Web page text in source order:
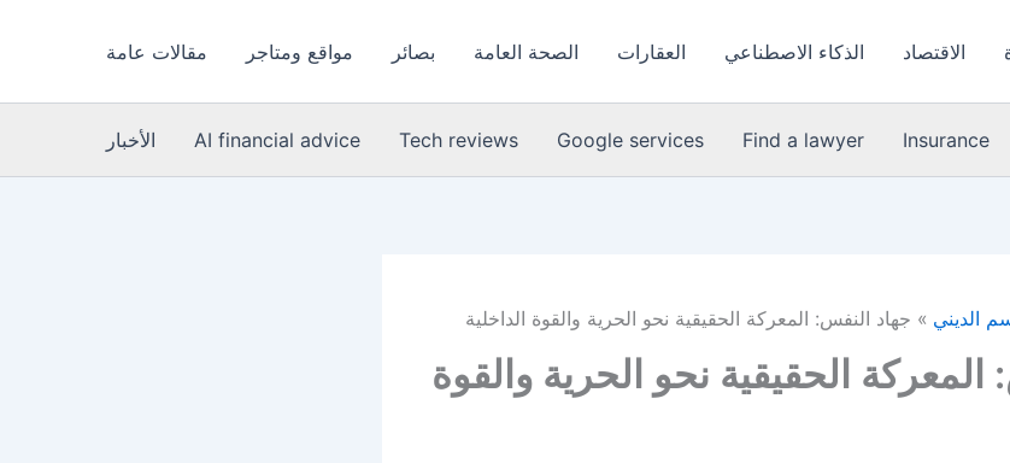
الاقتصاد الذكاء الاصطناعي العقارات الصحة العامة بصائر مواقع ومتاجر مقالات عامة
Insurance
Find a lawyer
Google services
Tech reviews
AI financial advice الأخبار
الديني جهاد النفس: المعركة الحقيقية نحو الحرية والقوة الداخلية
الحقيقية نحو الحرية والقوة